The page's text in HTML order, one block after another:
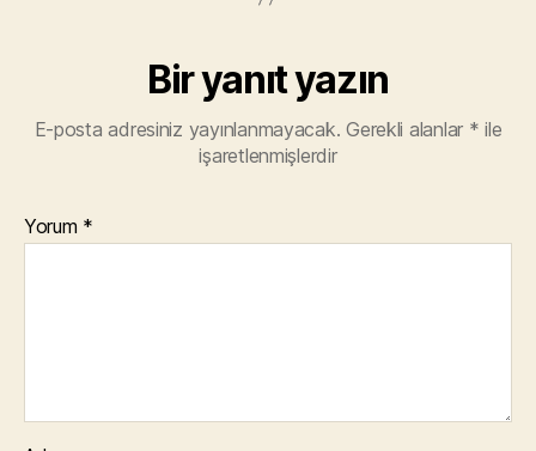
Bir yanıt yazın
E-posta adresiniz yayınlanmayacak. Gerekli alanlar * ile
işaretlenmişlerdir
Yorum *